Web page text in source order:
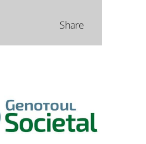
Share